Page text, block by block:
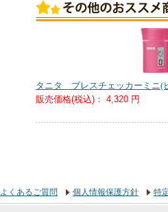
タニタ ブレスチェッカーミニ(
販売価格(税込)： 4,320 円
よくあるご質問 個人情報保護方針 特